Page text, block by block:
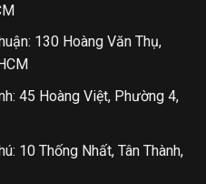
130 Hoàng Văn Thụ,
45 Hoàng Việt, Phường 4,
10 Thống Nhất, Tân Thành,